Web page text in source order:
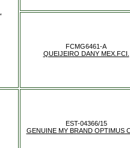
FCMG6461-A
QUEIJEIRO DANY MEX.FCI.
EST-04366/15
GENUINE MY BRAND OPTIMUS